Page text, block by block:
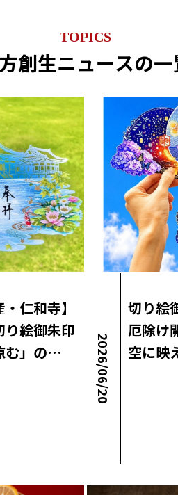
TOPICS
創生ニュースの
仁和寺】
り絵御朱印
む」の…
2026/06/20
切り絵
厄除け
空に映